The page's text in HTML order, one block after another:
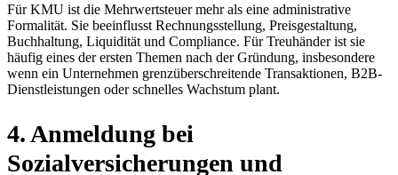
Für KMU ist die Mehrwertsteuer mehr als eine administrative
Formalität. Sie beeinflusst Rechnungsstellung, Preisgestaltung,
Buchhaltung, Liquidität und Compliance. Für Treuhänder ist sie
häufig eines der ersten Themen nach der Gründung, insbesondere
wenn ein Unternehmen grenzüberschreitende Transaktionen, B2B-
Dienstleistungen oder schnelles Wachstum plant.
4. Anmeldung bei
Sozialversicherungen und